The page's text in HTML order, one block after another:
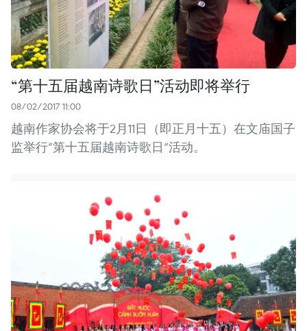
“第十五届越南诗歌日”活动即将举行
08/02/2017 11:00
越南作家协会将于2月11日（即正月十五）在文庙国子
监举行“第十五届越南诗歌日”活动。